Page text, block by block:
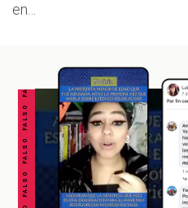
en...
FALSO FALSO FALSO FALSO FALSO FALSO FALSO